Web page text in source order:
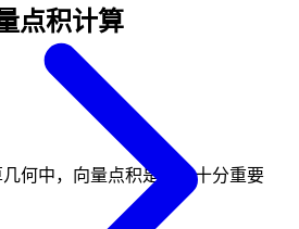
点积计算
何中，向量点积是一种十分重要